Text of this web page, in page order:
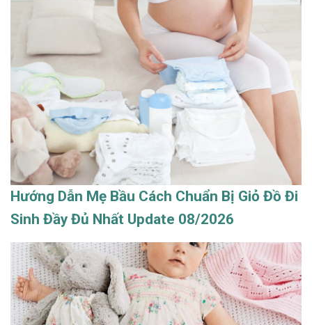
Hướng Dẫn Mẹ Bầu Cách Chuẩn Bị Giỏ Đồ Đi
Sinh Đầy Đủ Nhất Update 08/2026